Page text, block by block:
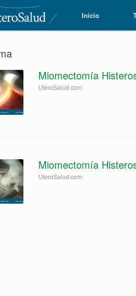
Inicio
Inicio
Miomectomía
UteroSalud.com
Miomectomía
UteroSalud.com